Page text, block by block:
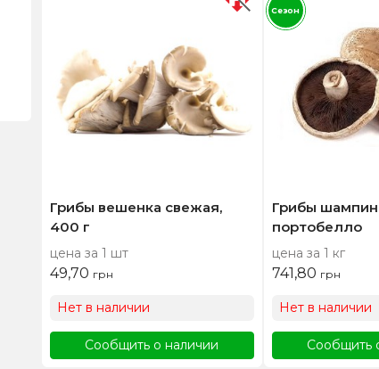
Грибы вешенка свежая,
400 г
цена за 1 шт
49,70 грн
Нет в наличии
Сообщить о наличии
Грибы
портобелло
цена за 1 кг
741,80 грн
Нет в наличии
Сообщить
Сезон